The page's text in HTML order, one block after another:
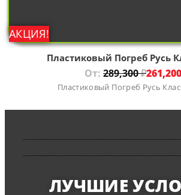
АКЦИЯ!
Пластиковый Погреб Русь
От: 289,300₽261,200
Пластиковый Погреб Русь
ЛУЧШИЕ